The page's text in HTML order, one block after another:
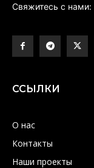
Свяжитесь с нами:
ССЫЛКИ
О нас
Контакты
Наши проекты